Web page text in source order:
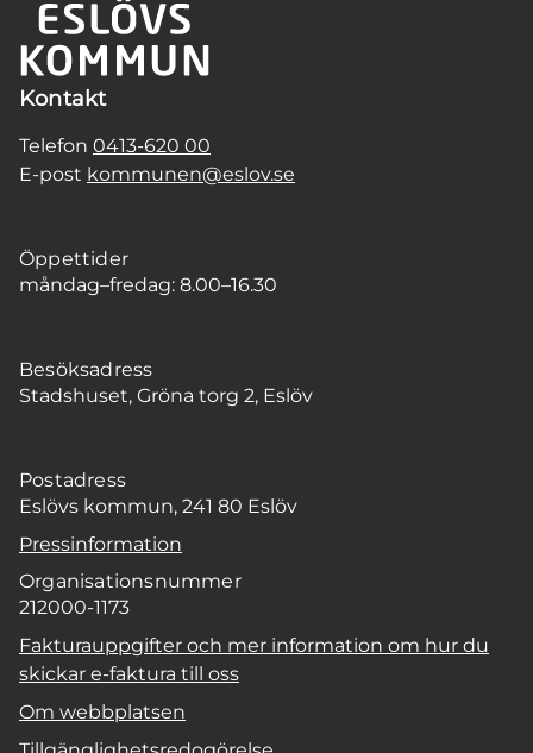
Kontakt
Telefon 0413-620 00
E-post kommunen@eslov.se
Öppettider
måndag–fredag: 8.00–16.30
Besöksadress
Stadshuset, Gröna torg 2, Eslöv
Postadress
Eslövs kommun, 241 80 Eslöv
Pressinformation
Organisationsnummer
212000-1173
Fakturauppgifter och mer information om hur du
skickar e-faktura till oss
Om webbplatsen